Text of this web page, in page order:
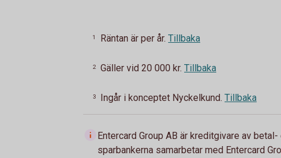
1 Räntan är per år. Tillbaka
2 Gäller vid 20 000 kr. Tillbaka
3 Ingår i konceptet Nyckelkund. Tillbaka
Entercard Group AB är kreditgivare av
sparbankerna samarbetar med Entercard